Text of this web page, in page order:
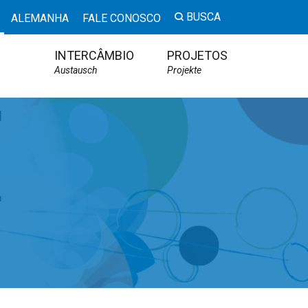
ALEMANHA FALE CONOSCO BUSCA
INTERCÂMBIO
Austausch
PROJETOS
Projekte